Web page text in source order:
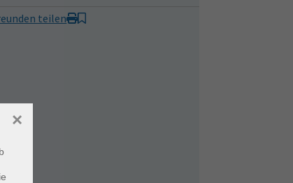
teilen
×